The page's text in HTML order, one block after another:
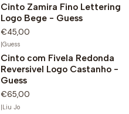
Cinto Zamira Fino Lettering
Logo Bege - Guess
€45,00
|Guess
Cinto com Fivela Redonda
Reversivel Logo Castanho -
Guess
€65,00
|Liu Jo